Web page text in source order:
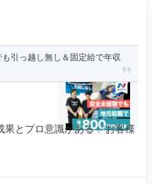
引っ越し無し＆固定給で年収
果とプロ意識がある ✅お客様